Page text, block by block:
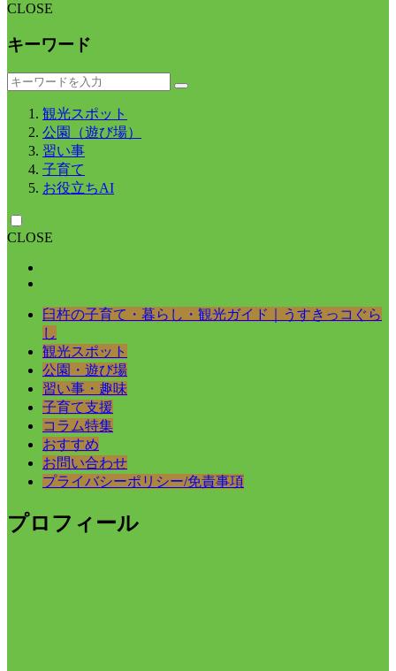
CLOSE
キーワード
観光スポット
公園（遊び場）
習い事
子育て
お役立ちAI
CLOSE
臼杵の子育て・暮らし・観光ガイド｜うすきっコぐら
し
観光スポット
公園・遊び場
習い事・趣味
子育て支援
コラム特集
おすすめ
お問い合わせ
プライバシーポリシー/免責事項
プロフィール